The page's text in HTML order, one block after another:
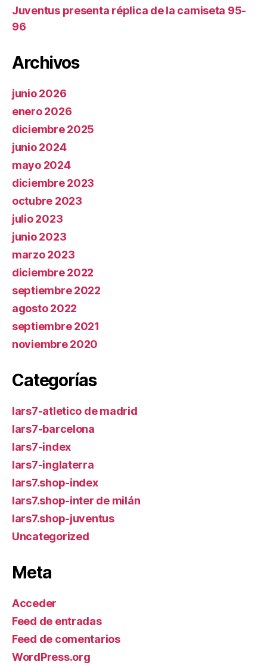
Juventus presenta réplica de la camiseta 95-
96
Archivos
junio 2026
enero 2026
diciembre 2025
junio 2024
mayo 2024
diciembre 2023
octubre 2023
julio 2023
junio 2023
marzo 2023
diciembre 2022
septiembre 2022
agosto 2022
septiembre 2021
noviembre 2020
Categorías
lars7-atletico de madrid
lars7-barcelona
lars7-index
lars7-inglaterra
lars7.shop-index
lars7.shop-inter de milán
lars7.shop-juventus
Uncategorized
Meta
Acceder
Feed de entradas
Feed de comentarios
WordPress.org